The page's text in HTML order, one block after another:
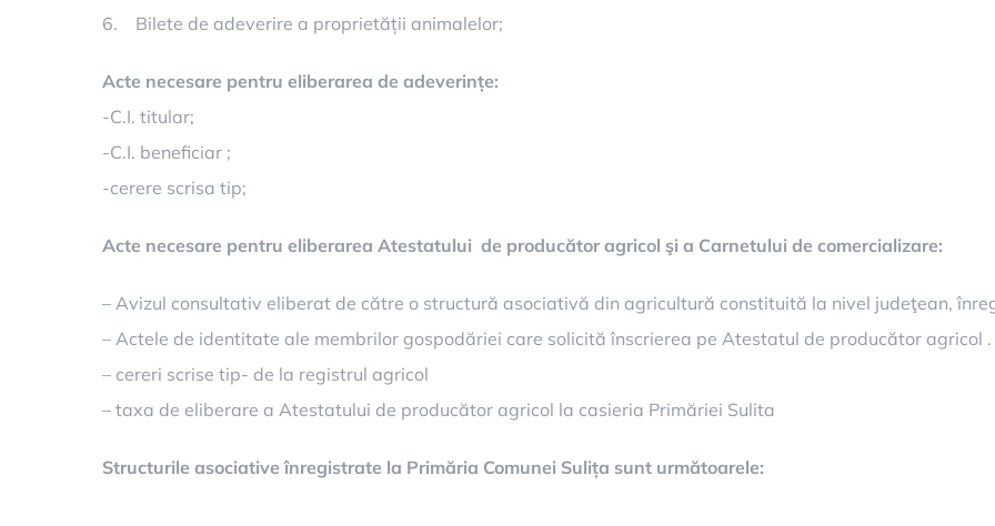
6. Bilete de adeverire a proprietății animalelor;
Acte necesare pentru eliberarea de adeverințe:
-C.I. titular;
-C.I. beneficiar ;
-cerere scrisa tip;
Acte necesare pentru eliberarea Atestatului de producător agricol şi a Carnetului de comercializare:
– Avizul consultativ eliberat de către o structură asociativă din agricultură constituită la nivel judeţean,
– Actele de identitate ale membrilor gospodăriei care solicită înscrierea pe Atestatul de producător agricol .
– cereri scrise tip- de la registrul agricol
– taxa de eliberare a Atestatului de producător agricol la casieria Primăriei Sulita
Structurile asociative înregistrate la Primăria Comunei Sulița sunt următoarele: